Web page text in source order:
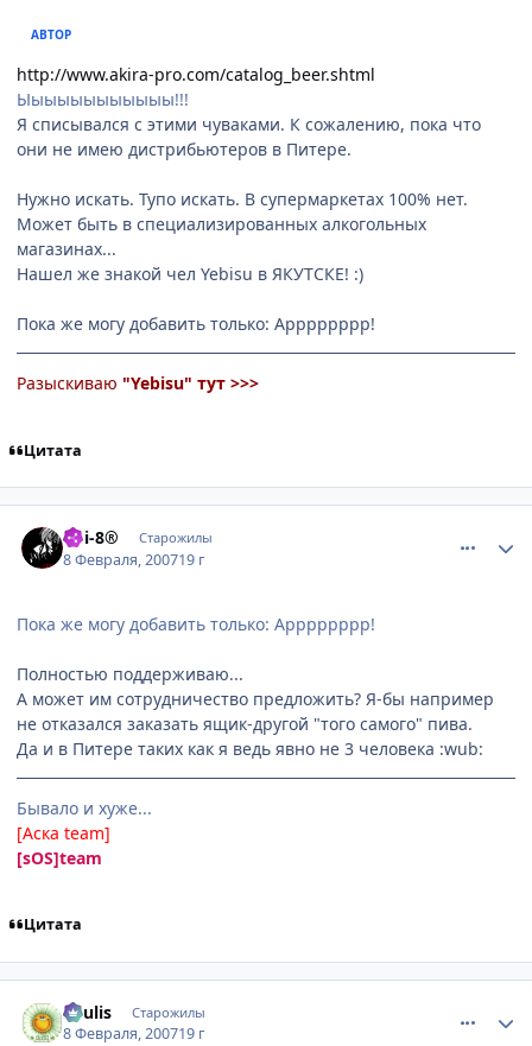
АВТОР
http://www.akira-pro.com/catalog_beer.shtml
Ыыыыыыыыыыыы!!!
Я списывался с этими чуваками. К сожалению, пока что
они не имею дистрибьютеров в Питере.
Нужно искать. Тупо искать. В супермаркетах 100% нет.
Может быть в специализированных алкогольных
магазинах...
Нашел же знакой чел Yebisu в ЯКУТСКЕ! :)
Пока же могу добавить только: Арррррррр!
Разыскиваю "Yebisu" тут >>>
Цитата
koi-8® Старожилы
8 Февраля, 200719 г
Пока же могу добавить только: Арррррррр!
Полностью поддерживаю...
А может им сотрудничество предложить? Я-бы например
не отказался заказать ящик-другой "того самого" пива.
Да и в Питере таких как я ведь явно не 3 человека :wub:
Бывало и хуже...
[Аска team]
[sOS]team
Цитата
Soulis Старожилы
8 Февраля, 200719 г